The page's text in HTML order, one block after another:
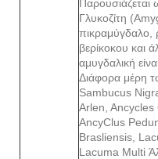
Γλυκοζίτη
πικραμύγδαλο,
βερίκοκου και
αμυγδαλική
Διάφορα μέρη
Sambucus
Arlen, Ancycles
AncyClus
Brasliensis,
Lacuma Multi